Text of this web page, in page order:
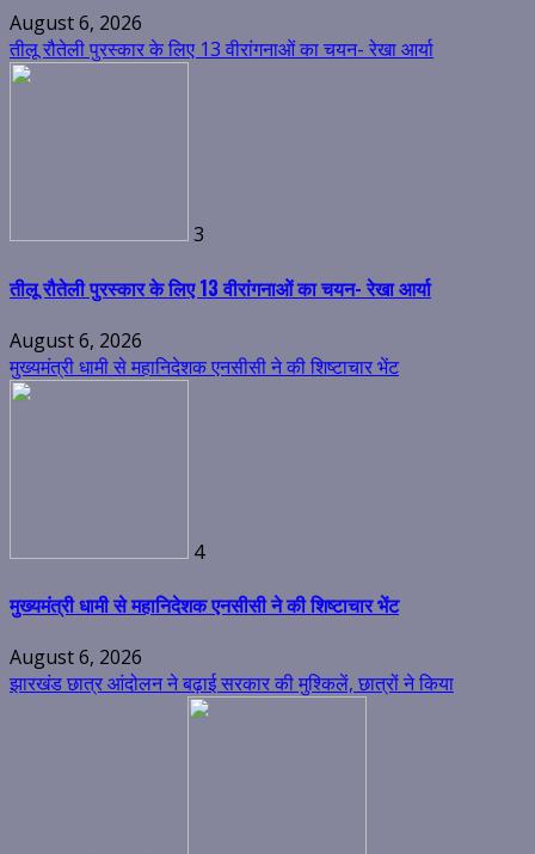
August 6, 2026
तीलू रौतेली पुरस्कार के लिए 13 वीरांगनाओं का चयन- रेखा आर्या
3
तीलू रौतेली पुरस्कार के लिए 13 वीरांगनाओं का चयन- रेखा आर्या
August 6, 2026
मुख्यमंत्री धामी से महानिदेशक एनसीसी ने की शिष्टाचार भेंट
4
मुख्यमंत्री धामी से महानिदेशक एनसीसी ने की शिष्टाचार भेंट
August 6, 2026
झारखंड छात्र आंदोलन ने बढ़ाई सरकार की मुश्किलें, छात्रों ने किया